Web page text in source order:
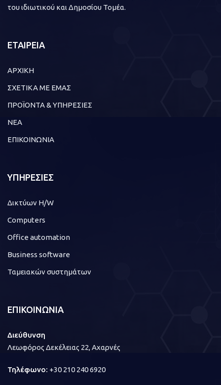
του ιδιωτικού και Δημοσίου Τομέα.
ΕΤΑΙΡΕΙΑ
ΑΡΧΙΚΗ
ΣΧΕΤΙΚΑ ΜΕ ΕΜΑΣ
ΠΡΟΪΟΝΤΑ & ΥΠΗΡΕΣΙΕΣ
ΝΕΑ
ΕΠΙΚΟΙΝΩΝΙΑ
ΥΠΗΡΕΣΙΕΣ
Δικτύων H/W
Computers
Office automation
Business software
Ταμειακών συστημάτων
ΕΠΙΚΟΙΝΩΝΙΑ
Διεύθυνση
Λεωφόρος Δεκέλειας 22, Αχαρνές
Τηλέφωνο: +30 210 240 6920